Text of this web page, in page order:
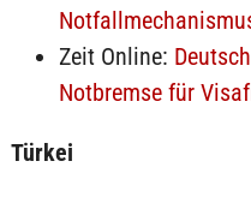
Zeit Online:
Notbremse für
Türkei